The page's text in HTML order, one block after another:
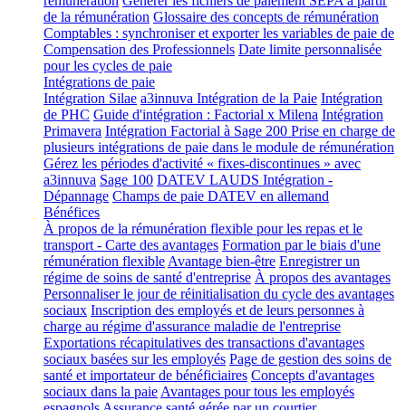
de la rémunération Glossaire des concepts de rémunération
Comptables : synchroniser et exporter les variables de paie de
Compensation des Professionnels Date limite personnalisée
pour les cycles de paie
Intégrations de paie
Intégration Silae a3innuva Intégration de la Paie Intégration
de PHC Guide d'intégration : Factorial x Milena Intégration
Primavera Intégration Factorial à Sage 200 Prise en charge de
plusieurs intégrations de paie dans le module de rémunération
Gérez les périodes d'activité « fixes-discontinues » avec
a3innuva Sage 100 DATEV LAUDS Intégration -
Dépannage Champs de paie DATEV en allemand
Bénéfices
À propos de la rémunération flexible pour les repas et le
transport - Carte des avantages Formation par le biais d'une
rémunération flexible Avantage bien-être Enregistrer un
régime de soins de santé d'entreprise À propos des avantages
Personnaliser le jour de réinitialisation du cycle des avantages
sociaux Inscription des employés et de leurs personnes à
charge au régime d'assurance maladie de l'entreprise
Exportations récapitulatives des transactions d'avantages
sociaux basées sur les employés Page de gestion des soins de
santé et importateur de bénéficiaires Concepts d'avantages
sociaux dans la paie Avantages pour tous les employés